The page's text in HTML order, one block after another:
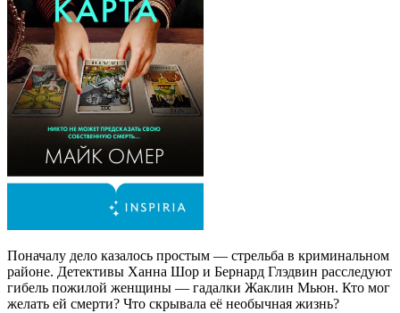
Поначалу дело казалось простым — стрельба в криминальном
районе. Детективы Ханна Шор и Бернард Глэдвин расследуют
гибель пожилой женщины — гадалки Жаклин Мьюн. Кто мог
желать ей смерти? Что скрывала её необычная жизнь?